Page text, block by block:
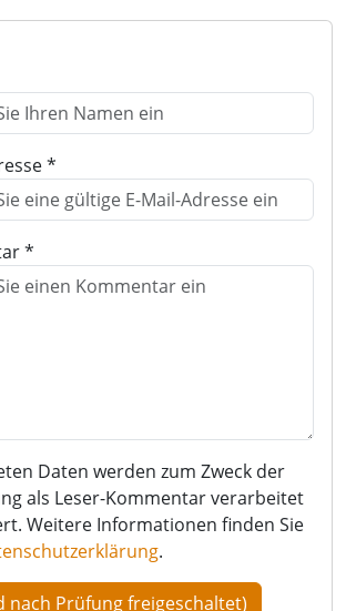
*
*
Daten werden zum Zweck der
als Leser-Kommentar verarbeitet
Weitere Informationen finden Sie
.